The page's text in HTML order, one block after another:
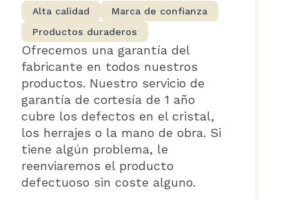
Alta calidad
Marca de confianza
Productos duraderos
Ofrecemos una garantía del
fabricante en todos nuestros
productos. Nuestro servicio de
garantía de cortesía de 1 año
cubre los defectos en el cristal,
los herrajes o la mano de obra. Si
tiene algún problema, le
reenviaremos el producto
defectuoso sin coste alguno.